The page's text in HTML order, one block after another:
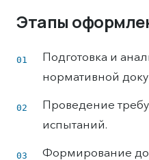
Этапы
Подготовка и
нормативной
Проведение
испытаний.
Формирование